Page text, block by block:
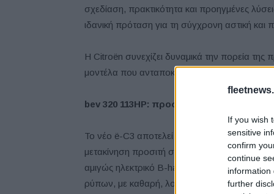
If you wish
sensitive
confirm
continue
information
further
σχεδίαση, πρακτικότητα και προηγμένες
ιδανική πρόταση για τη σύγχρονη αστική και
Η Citroën συνεχίζει δυναμικά την πορεία
μοντέλα που ανταποκρίνονται στις ανάγκες
bev 320 113HP: προσιτη ΗΛΕΚΤΡΟΚΙΝΗΣΗ
Το νέο ё-C3 αποτελεί το πρώτο μοντέλο της
μετακίνηση προσιτή σε όλους, καθώς
αμιγώς ηλεκτρικό B-hatchback για πελάτες
ρύπων, με καθαρή, λογική, και σε προσιτή